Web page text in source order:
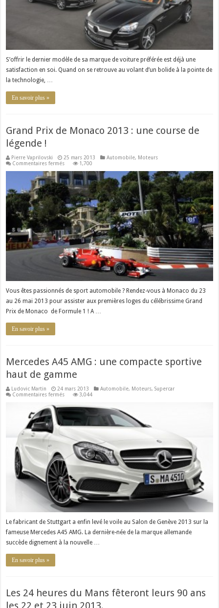
S’offrir le dernier modèle de sa marque de voiture préférée est déjà une
satisfaction en soi. Quand on se retrouve au volant d’un bolide à la pointe de
la technologie, …
En savoir plus »
Grand Prix de Monaco 2013 : une course de
légende !
Pierre Vaprilovski 25 mars 2013 Automobile, Moteurs
Commentaires ferméssur
Prix
de
Monaco
2013
une
course
de
légende
!
1,700
Vous êtes passionnés de sport automobile ? Rendez-vous à Monaco du 23
au 26 mai 2013 pour assister aux premières loges du célébrissime Grand
Prix de Monaco de Formule 1 ! A …
En savoir plus »
Mercedes A45 AMG : une compacte sportive
haut de gamme
Ludovic Martin 24 mars 2013 Automobile, Moteurs,Supercar
Commentaires ferméssur
A45
AMG
une
compacte
sportive
haut
gamme
3,044
Le fabricant de Stuttgart a enfin levé le voile au Salon de Genève 2013 sur la
fameuse Mercedes A45 AMG. La dernière-née de la marque allemande
succède dignement à la nouvelle …
En savoir plus »
Les 24 heures du Mans fêteront leurs 90 ans